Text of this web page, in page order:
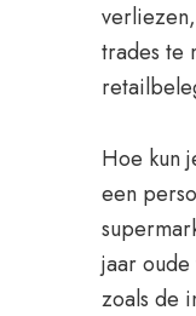
trades te
Hoe kun
een
jaar
zoals de